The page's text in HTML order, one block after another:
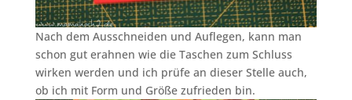
Nach dem Ausschneiden und Auflegen, kann man
schon gut erahnen wie die Taschen zum Schluss
wirken werden und ich prüfe an dieser Stelle auch,
ob ich mit Form und Größe zufrieden bin.